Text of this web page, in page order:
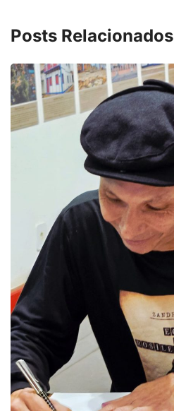
Posts Relacionados